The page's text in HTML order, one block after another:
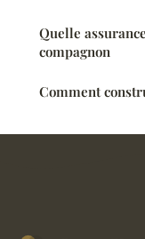
Quelle
compagnon
Comment